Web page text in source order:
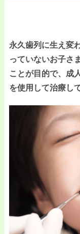
永久歯列に生え変
っていないお子さ
ことが目的で、成
を使用して治療し